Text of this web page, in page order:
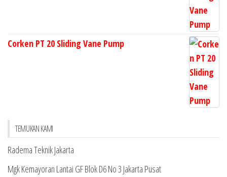
Corken PT 20 Sliding Vane Pump
TEMUKAN KAMI
Radema Teknik Jakarta
Mgk Kemayoran Lantai GF Blok D6 No 3 Jakarta Pusat